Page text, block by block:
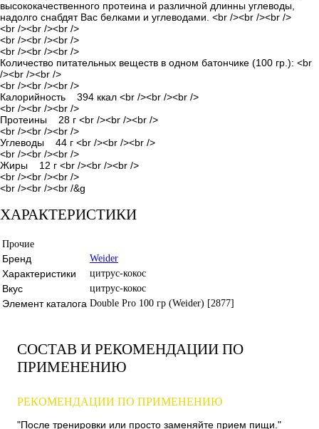
высококачественного протеина и различной длинны углеводы,
надолго снабдят Вас белками и углеводами. <br /><br /><br />
<br /><br /><br />
<br /><br /><br />
<br /><br /><br />
Количество питательных веществ в одном батончике (100 гр.): <br
/><br /><br />
<br /><br /><br />
Калорийность 394 ккал <br /><br /><br />
<br /><br /><br />
Протеины 28 г <br /><br /><br />
<br /><br /><br />
Углеводы 44 г <br /><br /><br />
<br /><br /><br />
Жиры 12 г <br /><br /><br />
<br /><br /><br />
<br /><br /><br /&g
ХАРАКТЕРИСТИКИ
Прочие
Бренд Weider
Характеристики цитрус-кокос
Вкус цитрус-кокос
Элемент каталога Double Pro 100 гр (Weider) [2877]
СОСТАВ И РЕКОМЕНДАЦИИ ПО
ПРИМЕНЕНИЮ
РЕКОМЕНДАЦИИ ПО ПРИМЕНЕНИЮ
"После тренировки или просто заменяйте прием пищи."